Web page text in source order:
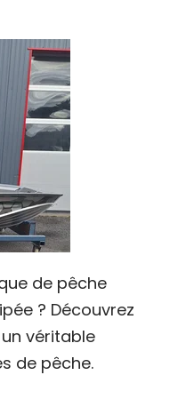
de pêche
? Découvrez
un véritable
de pêche.